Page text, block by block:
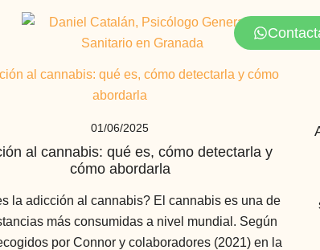
01/06/2025
al cannabis: qué es, cómo detectarla y
cómo abordarla
la adicción al cannabis? El cannabis es una de
más consumidas a nivel mundial. Según
por Connor y colaboradores (2021) en la